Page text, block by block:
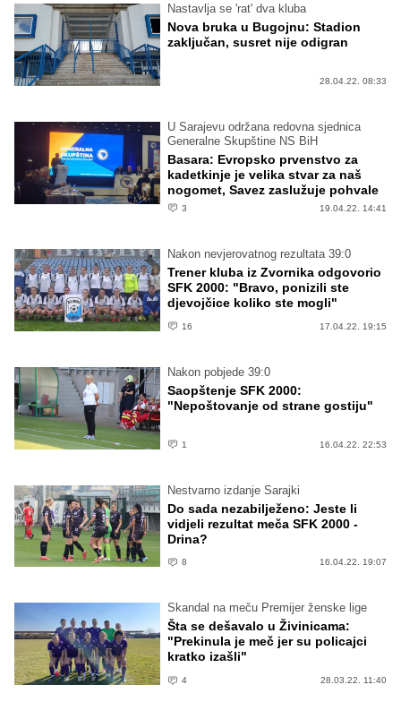
Nastavlja se 'rat' dva kluba
Nova bruka u Bugojnu: Stadion
zaključan, susret nije odigran
28.04.22. 08:33
U Sarajevu održana redovna sjednica
Generalne Skupštine NS BiH
Basara: Evropsko prvenstvo za
kadetkinje je velika stvar za naš
nogomet, Savez zaslužuje pohvale
3 19.04.22. 14:41
Nakon nevjerovatnog rezultata 39:0
Trener kluba iz Zvornika odgovorio
SFK 2000: "Bravo, ponizili ste
djevojčice koliko ste mogli"
16 17.04.22. 19:15
Nakon pobjede 39:0
Saopštenje SFK 2000:
"Nepoštovanje od strane gostiju"
1 16.04.22. 22:53
Nestvarno izdanje Sarajki
Do sada nezabilježeno: Jeste li
vidjeli rezultat meča SFK 2000 -
Drina?
8 16.04.22. 19:07
Skandal na meču Premijer ženske lige
Šta se dešavalo u Živinicama:
"Prekinula je meč jer su policajci
kratko izašli"
4 28.03.22. 11:40